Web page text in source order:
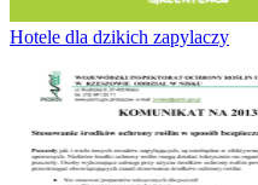
Hotele dla dzikich zapylaczy